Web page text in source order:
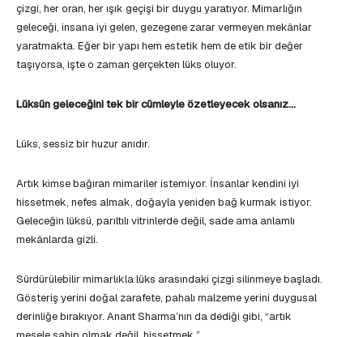
çizgi, her oran, her ışık geçişi bir duygu yaratıyor. Mimarlığın
geleceği, insana iyi gelen, gezegene zarar vermeyen mekânlar
yaratmakta. Eğer bir yapı hem estetik hem de etik bir değer
taşıyorsa, işte o zaman gerçekten lüks oluyor.
Lüksün geleceğini tek bir cümleyle özetleyecek olsanız…
Lüks, sessiz bir huzur anıdır.
Artık kimse bağıran mimariler istemiyor. İnsanlar kendini iyi
hissetmek, nefes almak, doğayla yeniden bağ kurmak istiyor.
Geleceğin lüksü, parıltılı vitrinlerde değil, sade ama anlamlı
mekânlarda gizli.
Sürdürülebilir mimarlıkla lüks arasındaki çizgi silinmeye başladı.
Gösteriş yerini doğal zarafete, pahalı malzeme yerini duygusal
derinliğe bırakıyor. Anant Sharma’nın da dediği gibi, “artık